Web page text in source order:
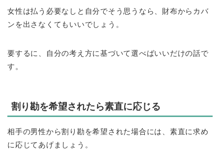
女性は払う必要なしと自分でそう思うなら、財布からカバ
ンを出さなくてもいいでしょう。
要するに、自分の考え方に基づいて選べばいいだけの話で
す。
割り勘を希望されたら素直に応じる
相手の男性から割り勘を希望された場合には、素直に求め
に応じてあげましょう。